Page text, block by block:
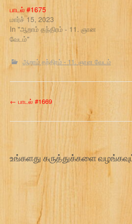
பாடல் #1675
மார்ச் 15, 2023
In "ஆறாம் தந்திரம் - 11. ஞான
வேடம்"
ஆறாம் தந்திரம் - 11. ஞான வேடம்
P
o
t
← பாடல் #1669
உங்களது கருத்துக்களை